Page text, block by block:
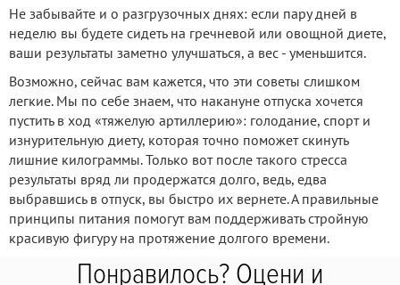
Не забывайте и о разгрузочных днях: если пару дней в
неделю вы будете сидеть на гречневой или овощной диете,
ваши результаты заметно улучшаться, а вес - уменьшится.
Возможно, сейчас вам кажется, что эти советы слишком
легкие. Мы по себе знаем, что накануне отпуска хочется
пустить в ход «тяжелую артиллерию»: голодание, спорт и
изнурительную диету, которая точно поможет скинуть
лишние килограммы. Только вот после такого стресса
результаты вряд ли продержатся долго, ведь, едва
выбравшись в отпуск, вы быстро их вернете. А правильные
принципы питания помогут вам поддерживать стройную
красивую фигуру на протяжение долгого времени.
Понравилось? Оцени и